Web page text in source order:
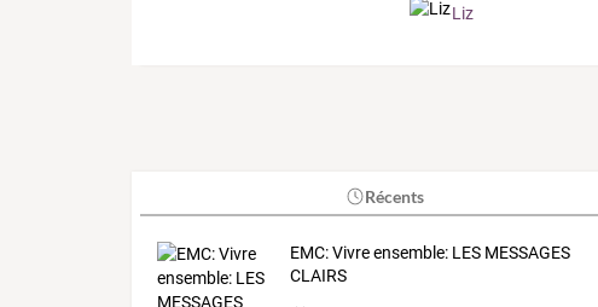
Liz
Récents
EMC: Vivre ensemble: LES MESSAGES
CLAIRS